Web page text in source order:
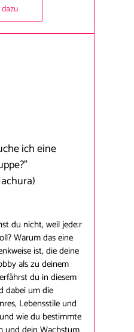
ich eine
du nicht, weil jede:r
Warum das eine
ist, die deine
als zu deinem
du in diesem
dabei um die
Lebensstile und
wie du bestimmte